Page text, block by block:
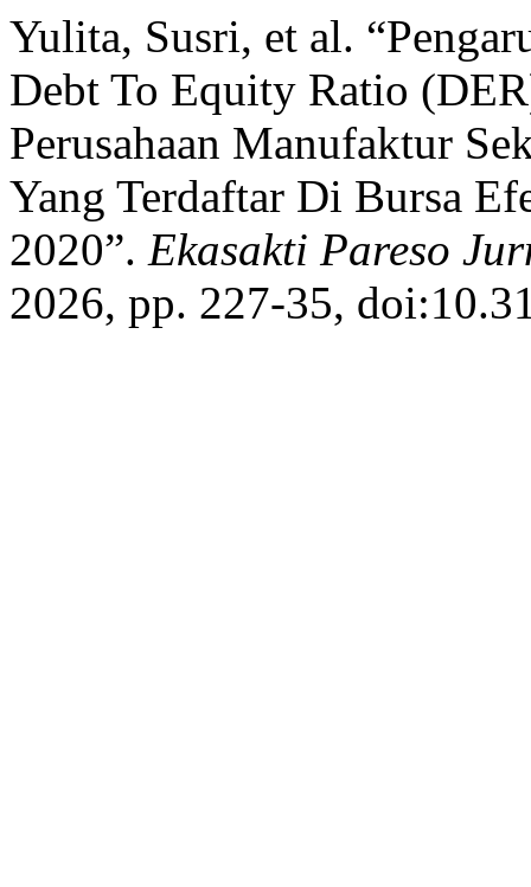
Yulita, Susri, et al.
Debt To Equity Ratio
Perusahaan Manufaktur
Yang Terdaftar Di Bursa
2020”. Ekasakti Pareso
2026, pp. 227-35,